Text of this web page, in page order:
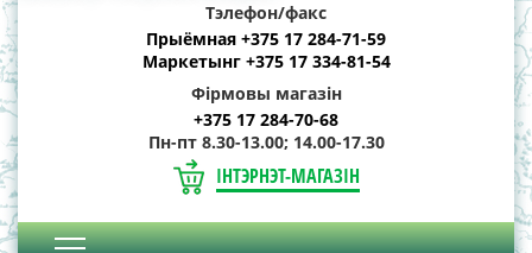
Тэлефон/факс
Прыёмная +375 17 284-71-59
Маркетынг +375 17 334-81-54
Фірмовы магазін
+375 17 284-70-68
Пн-пт 8.30-13.00; 14.00-17.30
ІНТЭРНЭТ-МАГАЗІН